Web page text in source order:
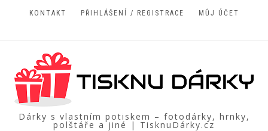
KONTAKT PŘIHLÁŠENÍ / REGISTRACE MŮJ ÚČET
Dárky s vlastním potiskem – fotodárky, hrnky,
polštáře a jiné | TisknuDárky.cz